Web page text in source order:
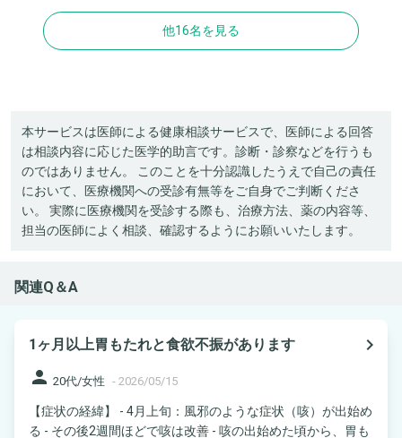
他16名を見る
本サービスは医師による健康相談サービスで、医師による回答
は相談内容に応じた医学的助言です。診断・診察などを行うも
のではありません。 このことを十分認識したうえで自己の責任
において、医療機関への受診有無等をご自身でご判断くださ
い。 実際に医療機関を受診する際も、治療方法、薬の内容等、
担当の医師によく相談、確認するようにお願いいたします。
関連Q＆A
1ヶ月以上胃もたれと食欲不振があります
navigate_next
person 20代/女性 - 2026/05/15
【症状の経緯】 - 4月上旬：風邪のような症状（咳）が出始め
る - その後2週間ほどで咳は改善 - 咳の出始めた頃から、胃も